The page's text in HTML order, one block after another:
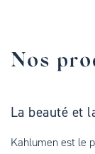
Nos
La beauté et
Kahlumen est le